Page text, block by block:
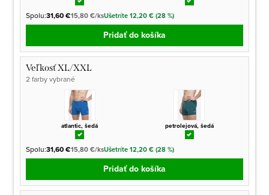
Spolu:31,60 €15,80 €/ksUšetríte 12,20 € (28 %)
Pridať do košíka
Veľkosť XL/XXL
2 farby vybrané
atlantic, šedá petrolejová, šedá
Spolu:31,60 €15,80 €/ksUšetríte 12,20 € (28 %)
Pridať do košíka